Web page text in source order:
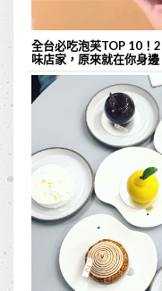
全台必吃泡芙TOP 10！
味店家，原來就在你身邊